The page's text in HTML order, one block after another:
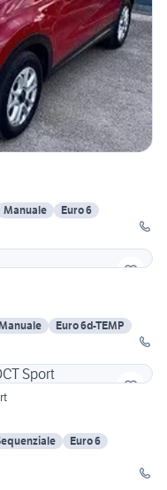
Manuale
Euro 6
Euro 6d-TEMP
Euro 6